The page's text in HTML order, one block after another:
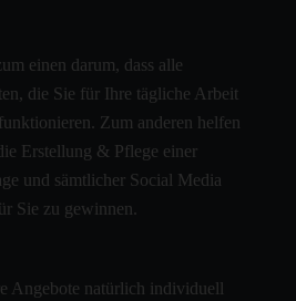
einen darum, dass alle
die Sie für Ihre tägliche Arbeit
Zum anderen helfen
Erstellung & Pflege einer
und sämtlicher Social Media
Sie zu gewinnen.
Angebote natürlich individuell